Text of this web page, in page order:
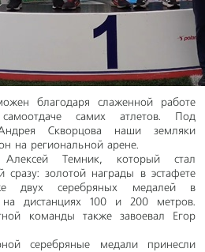
благодаря слаженной работе
самих атлетов. Под
Скворцова наши земляки
на региональной арене.
Темник, который стал
сразу: золотой награды в эстафете
двух серебряных медалей в
на дистанциях 100 и 200 метров.
команды также завоевал Егор
серебряные медали принесли